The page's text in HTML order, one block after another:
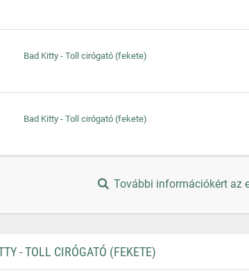
Bad Kitty - Toll cirógató (fekete)
Bad Kitty - Toll cirógató (fekete)
További információkért az
- TOLL CIRÓGATÓ (FEKETE)